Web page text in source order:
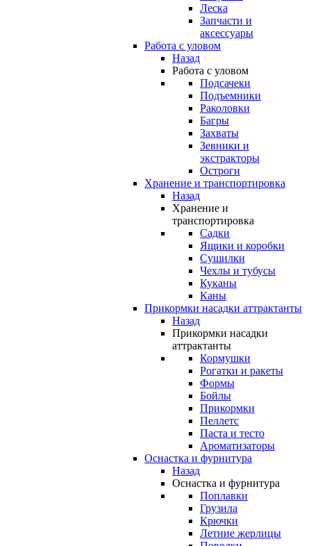
Леска
Запчасти и
аксессуары
Работа с уловом
Назад
Работа с уловом
Подсачеки
Подъемники
Раколовки
Багры
Захваты
Зевники и
экстракторы
Остроги
Хранение и транспортировка
Назад
Хранение и
транспортировка
Садки
Ящики и коробки
Сушилки
Чехлы и тубусы
Куканы
Каны
Прикормки насадки аттрактанты
Назад
Прикормки насадки
аттрактанты
Кормушки
Рогатки и ракеты
Формы
Бойлы
Прикормки
Пеллетс
Паста и тесто
Ароматизаторы
Оснастка и фурнитура
Назад
Оснастка и фурнитура
Поплавки
Грузила
Крючки
Летние жерлицы